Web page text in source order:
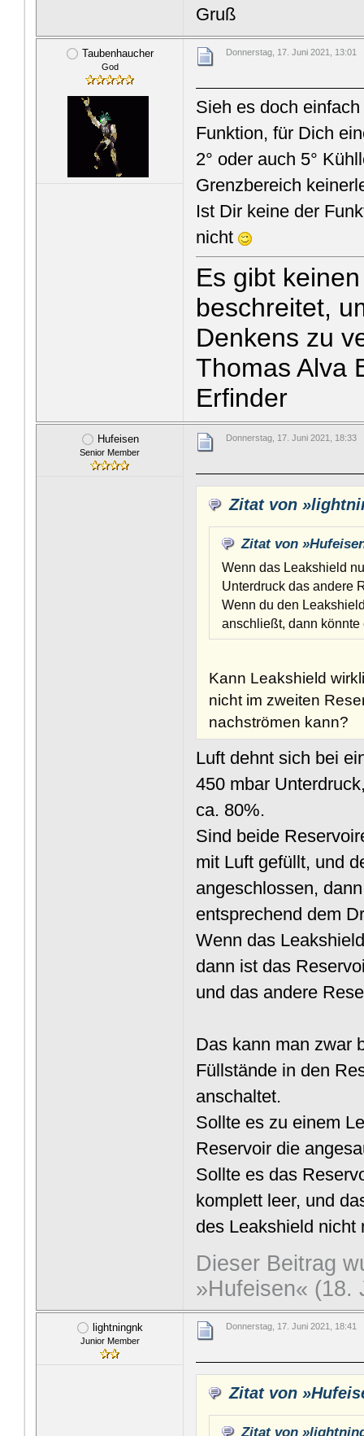
Gruß
Taubenhaucher
God
Donnerstag, 17. Juni 2021, 13:01
Sieh es doch
Funktion, für Dich
2° oder auch 5°
Grenzbereich
Ist Dir keine der
nicht
Es gibt
beschreitet,
Denkens zu
Thomas Alva
Erfinder
Hufeisen
Senior Member
Donnerstag, 17. Juni 2021, 18:33
Zitat von
Zitat von
Wenn das Leakshield
Unterdruck das andere
Wenn du den
anschließt, dann könnte
Kann Leakshield
nicht im zweiten
nachströmen kann?
Luft dehnt sich bei
450 mbar
ca. 80%.
Sind beide
mit Luft gefüllt, und
angeschlossen,
entsprechend dem
Wenn das
dann ist das
und das andere
Das kann man zwar
Füllstände in den
anschaltet.
Sollte es zu einem
Reservoir die
Sollte es das
komplett leer, und
des Leakshield nicht
Dieser Beitrag
»Hufeisen« (18.
lightningnk
Junior Member
Donnerstag, 17. Juni 2021, 18:41
Zitat von
Zitat von